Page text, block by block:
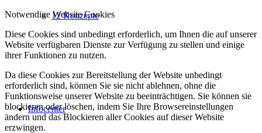
12 Konzepte
Infocenter
Notwendige Website Cookies
Diese Cookies sind unbedingt erforderlich, um Ihnen die auf unserer
Website verfügbaren Dienste zur Verfügung zu stellen und einige
ihrer Funktionen zu nutzen.
Da diese Cookies zur Bereitstellung der Website unbedingt
erforderlich sind, können Sie sie nicht ablehnen, ohne die
Funktionsweise unserer Website zu beeinträchtigen. Sie können sie
blockieren oder löschen, indem Sie Ihre Browsereinstellungen
ändern und das Blockieren aller Cookies auf dieser Website
erzwingen.